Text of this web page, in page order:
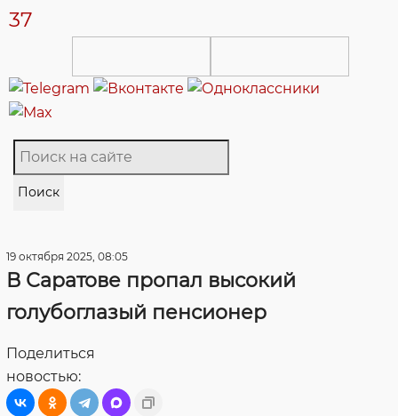
37
Поиск
19 октября 2025, 08:05
В Саратове пропал высокий
голубоглазый пенсионер
Поделиться
новостью: